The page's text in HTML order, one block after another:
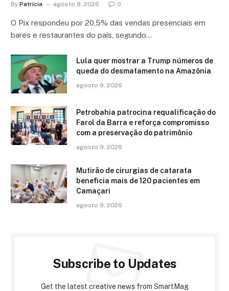
By Patricia agosto 9, 2026 0
O Pix respondeu por 20,5% das vendas presenciais em
bares e restaurantes do país, segundo…
Lula quer mostrar a Trump números de
queda do desmatamento na Amazônia
agosto 9, 2026
Petrobahia patrocina requalificação do
Farol da Barra e reforça compromisso
com a preservação do patrimônio
agosto 9, 2026
Mutirão de cirurgias de catarata
beneficia mais de 120 pacientes em
Camaçari
agosto 9, 2026
Subscribe to Updates
Get the latest creative news from SmartMag